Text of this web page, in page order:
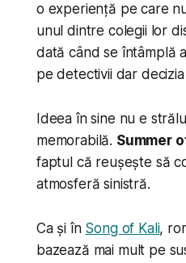
o experiență pe care
unul dintre colegii lor
dată când se întâmplă
pe detectivii dar
Ideea în sine nu e
memorabilă. Summer
faptul că reușește să
atmosferă sinistră.
Ca și în Song of Kali,
bazează mai mult pe